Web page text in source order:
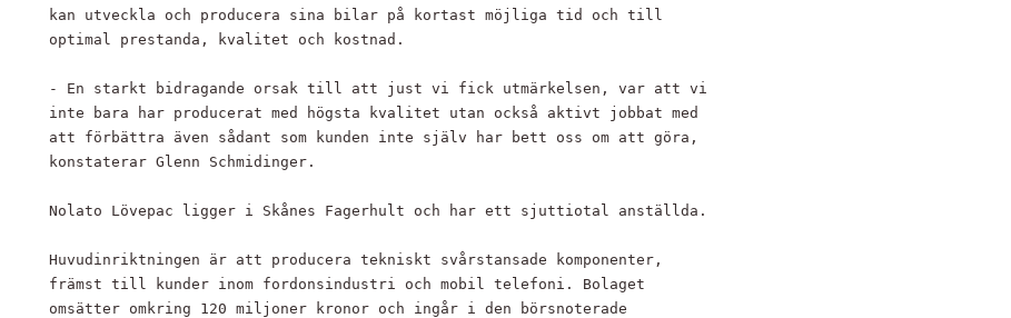
kan utveckla och producera sina bilar på kortast möjliga tid och till
optimal prestanda, kvalitet och kostnad.
- En starkt bidragande orsak till att just vi fick utmärkelsen, var att vi
inte bara har producerat med högsta kvalitet utan också aktivt jobbat med
att förbättra även sådant som kunden inte själv har bett oss om att göra,
konstaterar Glenn Schmidinger.
Nolato Lövepac ligger i Skånes Fagerhult och har ett sjuttiotal anställda.
Huvudinriktningen är att producera tekniskt svårstansade komponenter,
främst till kunder inom fordonsindustri och mobil telefoni. Bolaget
omsätter omkring 120 miljoner kronor och ingår i den börsnoterade